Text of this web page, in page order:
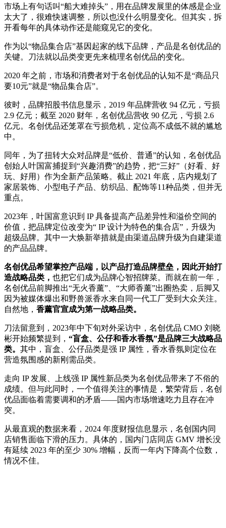
市场上有句话叫“船大难掉头”，用在品牌发展里的体感是企业
太大了，很难快速调整，所以也没什么明显变化。但其实，拆
开看每年的具体动作还是能窥见它的变化。
作为以“物品集合店”基因起家的线下品牌，产品是名创优品的
关键。刀法就以品类变更先来梳理名创优品的变化。
2020 年之前，市场和消费者对于名创优品的认知不是“商品只
要10元”就是“物品集合店”。
彼时，品牌招股书信息显示，2019 年品牌营收 94 亿元，亏损
2.9 亿元；截至 2020 财年，名创优品营收 90 亿元，亏损 2.6
亿元。名创优品还笼罩在亏损危机，定位高不成低不就的尴尬
中。
同年，为了扭转大众对品牌是“低价、普通”的认知，名创优品
创始人叶国富捕捉到“兴趣消费”的趋势，把“三好”（好看、好
玩、好用）作为全新产品策略。截止 2021 年底，店内规划了
家居装饰、小型电子产品、纺织品、配饰等11种品类，但并无
重点。
2023年，叶国富意识到 IP 具备提高产品差异性和溢价空间的
价值，把品牌定位改变为“ IP 设计为特色的集合店”，升级为
超级品牌。其中一大焕新举措就是由渠道品牌升级为自建渠道
的产品品牌。
名创优品希望掌控产品端，以产品打造品牌壁垒，因此开始打
造战略品类 ， 也把它们成为品牌心智招牌菜。而就在前一年，
名创优品前脚推出“无火香薰”、“大师香薰”出圈热卖，后脚又
因为被媒体爆出和野兽派香水来自同一代工厂受到大众关注。
自然地， 香薰官宣成为第一战略品类。
刀法留意到，2023年中下旬对外采访中，名创优品 CMO 刘晓
彬开始频繁提到， “盲盒、公仔和香水香氛”是品牌三大战略品
类。 其中，盲盒、公仔品类是强 IP 属性，香水香氛则定位在
营造氛围感的新刚需品类。
走向 IP 发展、上线强 IP 属性新品类为名创优品带来了不俗的
成绩。但与此同时，一个值得关注的事情是，繁荣背后，名创
优品面临着需要调和的矛盾——国内市场增速吃力且存在冲
突。
从最直观的数据来看，2024 年度财报信息显示，名创国内同
店销售面临下滑的压力。具体的，国内门店同店 GMV 增长没
有延续 2023 年的至少 30% 增幅，反而一年内下降高个位数，
情况不佳。